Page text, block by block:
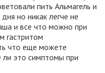
пить Альмагель и
но никак легче не
и все что можно при
гастритом
что еще можете
ли это симптомы при